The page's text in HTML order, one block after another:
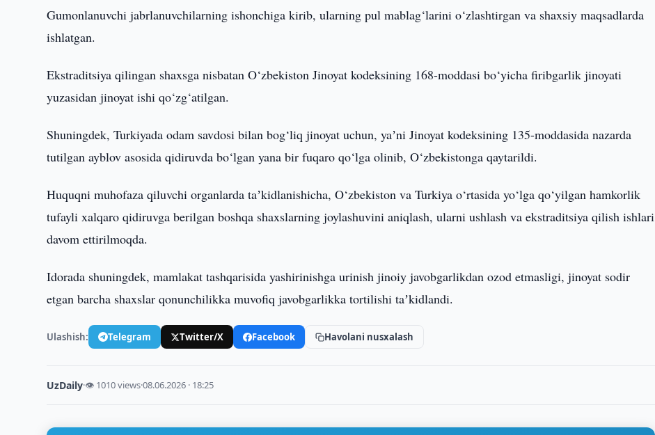
Gumonlanuvchi jabrlanuvchilarning ishonchiga kirib, ularning pul mablag‘larini o‘zlashtirgan va shaxsiy maqsadlarda
ishlatgan.
Ekstraditsiya qilingan shaxsga nisbatan O‘zbekiston Jinoyat kodeksining 168-moddasi bo‘yicha firibgarlik jinoyati
yuzasidan jinoyat ishi qo‘zg‘atilgan.
Shuningdek, Turkiyada odam savdosi bilan bog‘liq jinoyat uchun, yaʼni Jinoyat kodeksining 135-moddasida nazarda
tutilgan ayblov asosida qidiruvda bo‘lgan yana bir fuqaro qo‘lga olinib, O‘zbekistonga qaytarildi.
Huquqni muhofaza qiluvchi organlarda taʼkidlanishicha, O‘zbekiston va Turkiya o‘rtasida yo‘lga qo‘yilgan hamkorlik
tufayli xalqaro qidiruvga berilgan boshqa shaxslarning joylashuvini aniqlash, ularni ushlash va ekstraditsiya qilish ishlari
davom ettirilmoqda.
Idorada shuningdek, mamlakat tashqarisida yashirinishga urinish jinoiy javobgarlikdan ozod etmasligi, jinoyat sodir
etgan barcha shaxslar qonunchilikka muvofiq javobgarlikka tortilishi taʼkidlandi.
Ulashish: Telegram Twitter/X Facebook Havolani nusxalash
UzDaily·👁 1010 views·08.06.2026 · 18:25